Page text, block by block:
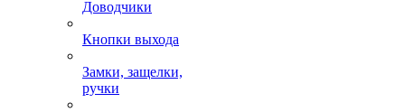
Доводчики
Кнопки выхода
Замки, защелки,
ручки